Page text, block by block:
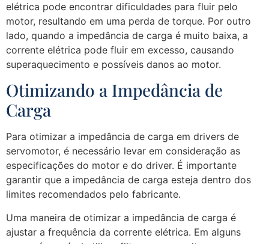
elétrica pode encontrar dificuldades para fluir pelo
motor, resultando em uma perda de torque. Por outro
lado, quando a impedância de carga é muito baixa, a
corrente elétrica pode fluir em excesso, causando
superaquecimento e possíveis danos ao motor.
Otimizando a Impedância de
Carga
Para otimizar a impedância de carga em drivers de
servomotor, é necessário levar em consideração as
especificações do motor e do driver. É importante
garantir que a impedância de carga esteja dentro dos
limites recomendados pelo fabricante.
Uma maneira de otimizar a impedância de carga é
ajustar a frequência da corrente elétrica. Em alguns